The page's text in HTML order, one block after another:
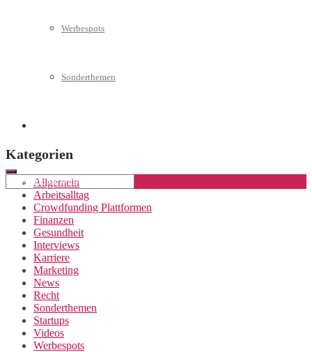
Werbespots
Sonderthemen
Kategorien
Allgemein
Arbeitsalltag
Crowdfunding Plattformen
Finanzen
Gesundheit
Interviews
Karriere
Marketing
News
Recht
Sonderthemen
Startups
Videos
Werbespots